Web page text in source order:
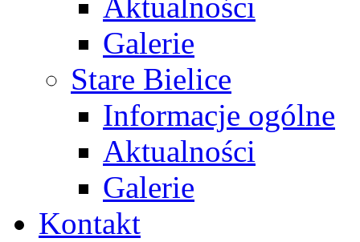
Aktualności
Galerie
Stare Bielice
Informacje ogólne
Aktualności
Galerie
Kontakt